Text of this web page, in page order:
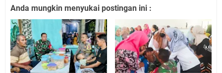
Anda mungkin menyukai postingan ini :